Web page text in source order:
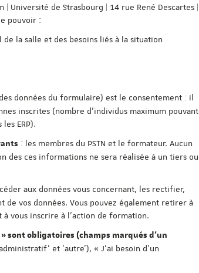
Université de Strasbourg | 14 rue René Descartes |
pouvoir :
la salle et des besoins liés à la situation
données du formulaire) est le consentement : il
inscrites (nombre d'individus maximum pouvant
ERP).
: les membres du PSTN et le formateur. Aucun
des ces informations ne sera réalisée à un tiers ou
aux données vous concernant, les rectifier,
vos données. Vous pouvez également retirer à
vous inscrire à l'action de formation.
» sont obligatoires (champs marqués d'un
et 'autre'), « J'ai besoin d'un